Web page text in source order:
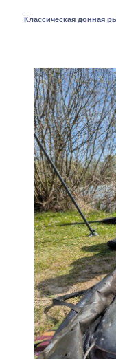
Классическая донная